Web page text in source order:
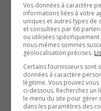
citoyen presse la Ville
SOUTENIR NOS
CULTURE ET
Vos données à caractère
informations liées à votre
uniques et autres types de
et consultées par 66
ou utilisées
nous-mêmes sommes
géolocalisation précises.
Certains fournisseurs sont
données à caractère
légitime. Vous pouvez
ci-dessous. Recherchez un
le menu du site pour
dans les paramètres des